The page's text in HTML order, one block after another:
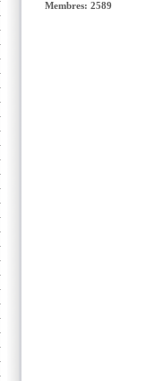
Membres: 2589